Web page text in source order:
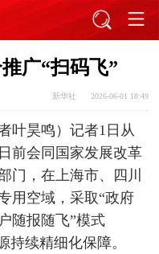
广“扫码飞”
新华社 2026-06-01 18:49
叶昊鸣）记者1日从
前会同国家发展改革
门，在上海市、四川
用空域，采取“政府
随报随飞”模式
持续精细化保障。